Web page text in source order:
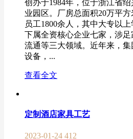
创办于1984年，位于浙江省绍
业园区。厂房总面积20万平方
员工1800余人，其中大专以
下属全资核心企业七家，涉
流通等三大领域。近年来，
设备，...
查看全文
定制酒店家具工艺
2023-01-24 412